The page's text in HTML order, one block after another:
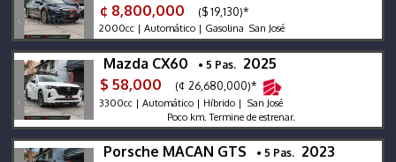
¢ 8,800,000
($ 19,130)*
2000cc | Automático | Gasolina San José
Mazda CX60 • 5 Pas. 2025
$ 58,000
(¢ 26,680,000)*
3300cc | Automático | Híbrido | San José
Poco km. Termine de estrenar.
Porsche MACAN GTS • 5 Pas. 2023